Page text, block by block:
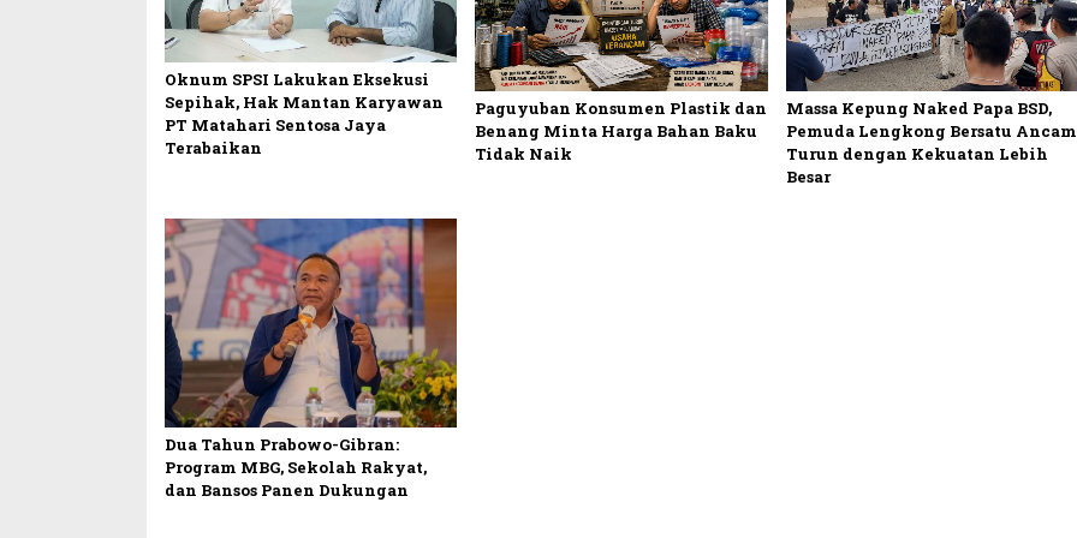
Oknum SPSI Lakukan Eksekusi
Sepihak, Hak Mantan Karyawan
PT Matahari Sentosa Jaya
Terabaikan
Paguyuban Konsumen Plastik dan
Benang Minta Harga Bahan Baku
Tidak Naik
Massa Kepung Naked Papa BSD,
Pemuda Lengkong Bersatu Ancam
Turun dengan Kekuatan Lebih
Besar
Dua Tahun Prabowo-Gibran:
Program MBG, Sekolah Rakyat,
dan Bansos Panen Dukungan